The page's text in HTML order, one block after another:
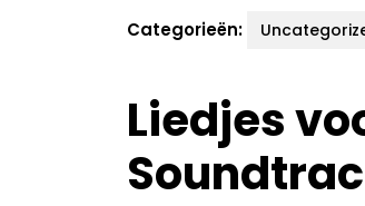
Categorieën:
Liedjes